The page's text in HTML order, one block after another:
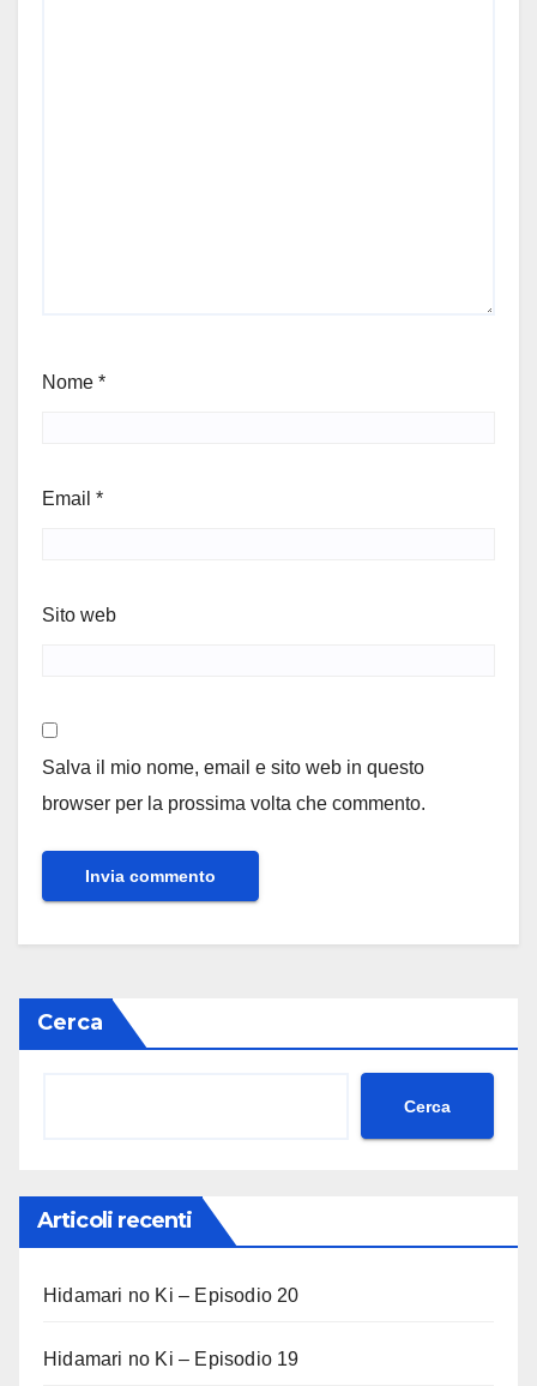
Nome *
Email *
Sito web
Salva il mio nome, email e sito web in questo
browser per la prossima volta che commento.
Cerca
Cerca
Articoli recenti
Hidamari no Ki – Episodio 20
Hidamari no Ki – Episodio 19